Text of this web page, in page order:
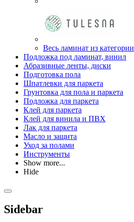
Весь ламинат из категории
Подложка под ламинат, винил
Абразивные ленты, диски
Подготовка пола
Шпатлевки для паркета
Грунтовка для пола и паркета
Подложка для паркета
Клей для паркета
Клей для винила и ПВХ
Лак для паркета
Масло и защита
Уход за полами
Инструменты
Show more...
Hide
Sidebar